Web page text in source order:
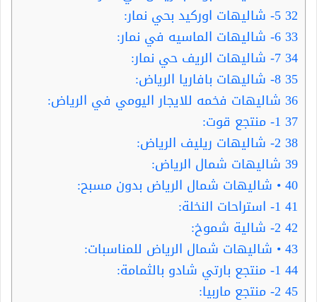
32
33
34
35
36 شاليهات فخمه للايجار اليومي في الرياض:
37
38
39 شاليهات شمال الرياض:
40• شاليهات شمال الرياض بدون مسبح:
41
42
43• شاليهات شمال الرياض للمناسبات:
44
45